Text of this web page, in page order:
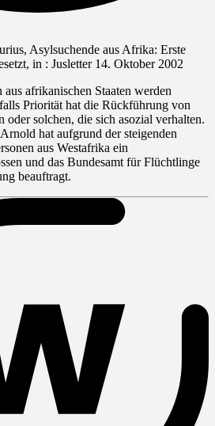
Asylsuchende aus Afrika: Erste
in : Jusletter 14. Oktober 2002
afrikanischen Staaten werden
Priorität hat die Rückführung von
oder solchen, die sich asozial verhalten.
hat aufgrund der steigenden
aus Westafrika ein
und das Bundesamt für Flüchtlinge
beauftragt.